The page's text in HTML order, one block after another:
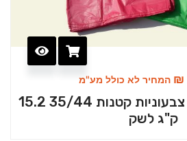
₪ המחיר לא כולל מע"מ
שקיות גופיה עבות צבעוניות קטנות 35/44 15.2
ק"ג לשק